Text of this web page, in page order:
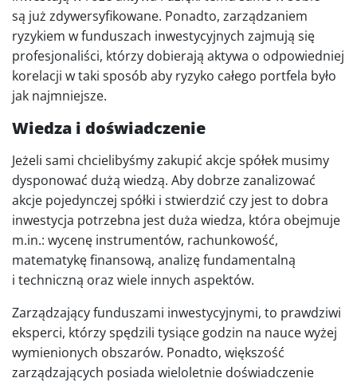
są już zdywersyfikowane. Ponadto, zarządzaniem
ryzykiem w funduszach inwestycyjnych zajmują się
profesjonaliści, którzy dobierają aktywa o odpowiedniej
korelacji w taki sposób aby ryzyko całego portfela było
jak najmniejsze.
Wiedza i doświadczenie
Jeżeli sami chcielibyśmy zakupić akcje spółek musimy
dysponować dużą wiedzą. Aby dobrze zanalizować
akcje pojedynczej spółki i stwierdzić czy jest to dobra
inwestycja potrzebna jest duża wiedza, która obejmuje
m.in.: wycenę instrumentów, rachunkowość,
matematykę finansową, analizę fundamentalną
i techniczną oraz wiele innych aspektów.
Zarządzający funduszami inwestycyjnymi, to prawdziwi
eksperci, którzy spędzili tysiące godzin na nauce wyżej
wymienionych obszarów. Ponadto, większość
zarządzających posiada wieloletnie doświadczenie